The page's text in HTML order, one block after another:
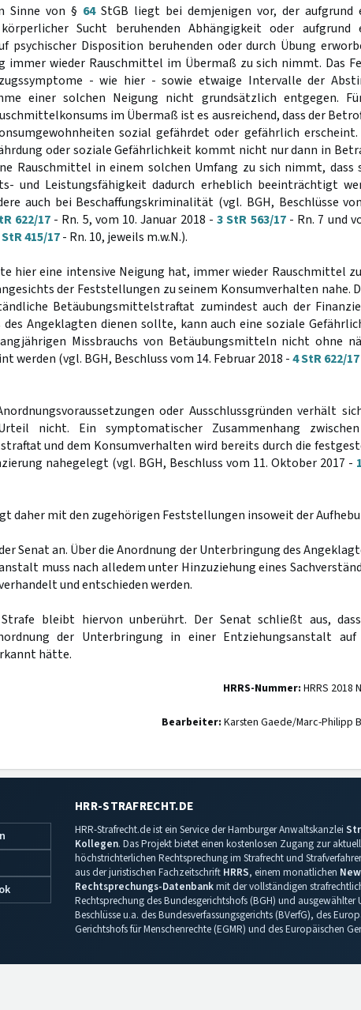
Sinne von § 64StGB liegt bei demjenigen vor, der aufgrund
Sucht beruhenden Abhängigkeit oder aufgrund
psychischer Disposition beruhenden oder durch Übung
immer wieder Rauschmittel im Übermaß zu sich nimmt. Das
- wie hier - sowie etwaige Intervalle der
einer solchen Neigung nicht grundsätzlich entgegen.
im Übermaß ist es ausreichend, dass der
sozial gefährdet oder gefährlich erscheint.
oder soziale Gefährlichkeit kommt nicht nur dann in
Rauschmittel in einem solchen Umfang zu sich nimmt, dass
und Leistungsfähigkeit dadurch erheblich beeinträchtigt
auch bei Beschaffungskriminalität (vgl. BGH, Beschlüsse
622/17- Rn. 5, vom 10. Januar 2018 - 3 StR 563/17- Rn. 7 und
StR 415/17- Rn. 10, jeweils m.w.N.).
hier eine intensive Neigung hat, immer wieder Rauschmittel
der Feststellungen zu seinem Konsumverhalten nahe.
Betäubungsmittelstraftat zumindest auch der
des Angeklagten dienen sollte, kann auch eine soziale
Missbrauchs von Betäubungsmitteln nicht ohne
werden (vgl. BGH, Beschluss vom 14. Februar 2018 -4 StR 622/17
oder Ausschlussgründen verhält
nicht. Ein symptomatischer Zusammenhang
und dem Konsumverhalten wird bereits durch die
nahegelegt (vgl. BGH, Beschluss vom 11. Oktober 2017 -
daher mit den zugehörigen Feststellungen insoweit der
Senat an. Über die Anordnung der Unterbringung des
muss nach alledem unter Hinzuziehung eines
und entschieden werden.
bleibt hiervon unberührt. Der Senat schließt aus,
der Unterbringung in einer Entziehungsanstalt auf
hätte.
HRRS-Nummer: HRRS 2018
Bearbeiter: Karsten Gaede/Marc-Philipp
HRR-STRAFRECHT.DE
HRR-Strafrecht.de ist ein Service der Hamburger Anwaltskanzlei
Kollegen. Das Projekt bietet einen kostenlosen Zugang zur
höchstrichterlichen Rechtsprechung im Strafrecht und
aus der juristischen Fachzeitschrift HRRS, einem monatlichen
Rechtsprechungs-Datenbankmit der vollständigen
Rechtsprechung des Bundesgerichtshofs (BGH) und ausgewählter
Beschlüsse u.a. des Bundesverfassungsgerichts (BVerfG), des
Gerichtshofs für Menschenrechte (EGMR) und des Europäischen